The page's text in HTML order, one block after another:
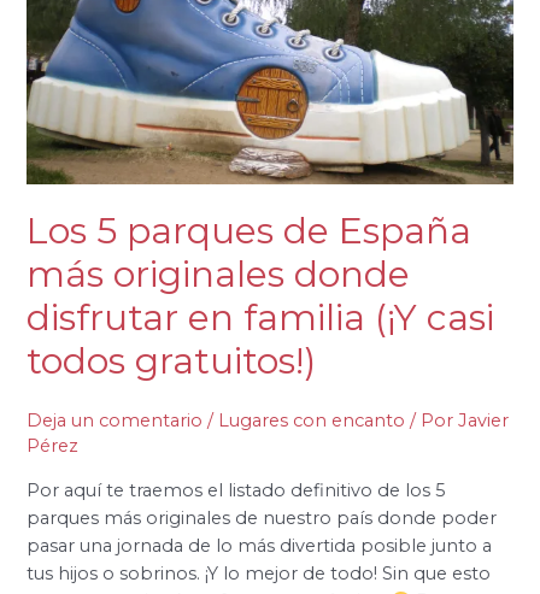
Los 5 parques de España
más originales donde
disfrutar en familia (¡Y casi
todos gratuitos!)
Deja un comentario / Lugares con encanto / PorJavier
Pérez
Por aquí te traemos el listado definitivo de los 5
parques más originales de nuestro país donde poder
pasar una jornada de lo más divertida posible junto a
tus hijos o sobrinos. ¡Y lo mejor de todo! Sin que esto
donde
disfrutar
en
familia
(¡Y
casi
todos
gratuitos!)